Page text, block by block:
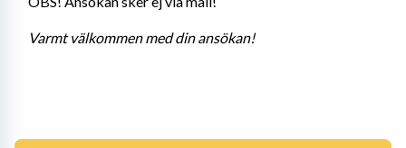
Varmt välkommen med din ansökan!